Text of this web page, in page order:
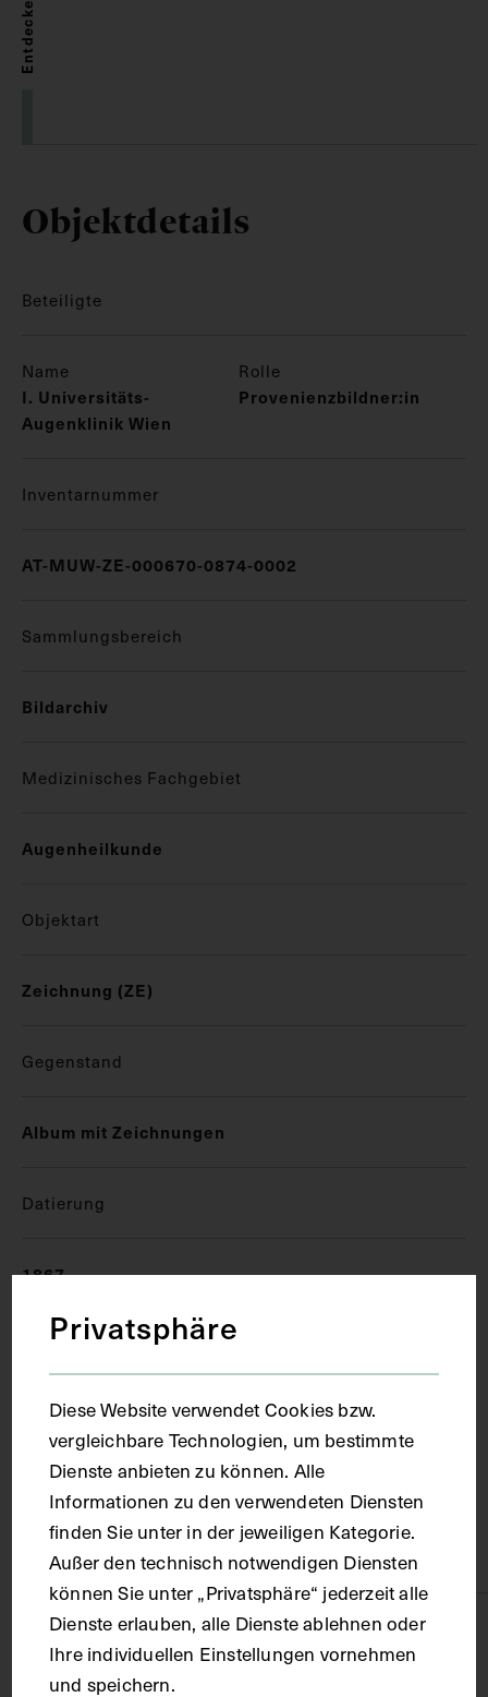
Entdecken
Objektdetails
Beteiligte
Name Rolle
I. Universitäts-
Augenklinik Wien
Provenienzbildner:in
Inventarnummer
AT-MUW-ZE-000670-0874-0002
Sammlungsbereich
Bildarchiv
Medizinisches Fachgebiet
Augenheilkunde
Objektart
Zeichnung (ZE)
Gegenstand
Album mit Zeichnungen
Datierung
1867
Wien
Material
Papier
Technik
Privatsphäre
Diese Website verwendet Cookies bzw.
vergleichbare Technologien, um bestimmte
Dienste anbieten zu können. Alle
Informationen zu den verwendeten Diensten
finden Sie unter in der jeweiligen Kategorie.
Außer den technisch notwendigen Diensten
können Sie unter „Privatsphäre“ jederzeit alle
Dienste erlauben, alle Dienste ablehnen oder
Ihre individuellen Einstellungen vornehmen
und speichern.